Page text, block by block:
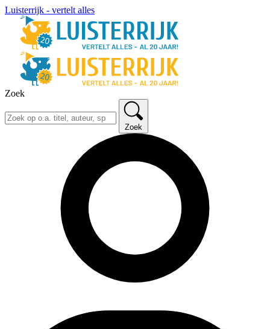
Luisterrijk - vertelt alles
Zoek
Zoek